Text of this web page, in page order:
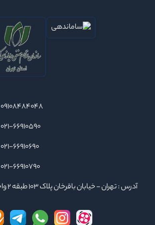
09108484048
021-66910590
021-66910690
021-66910790
آدرس : تهران - خیابان باقرخان پلاک ۱۰۳ طبقه ۲ واحد ۴